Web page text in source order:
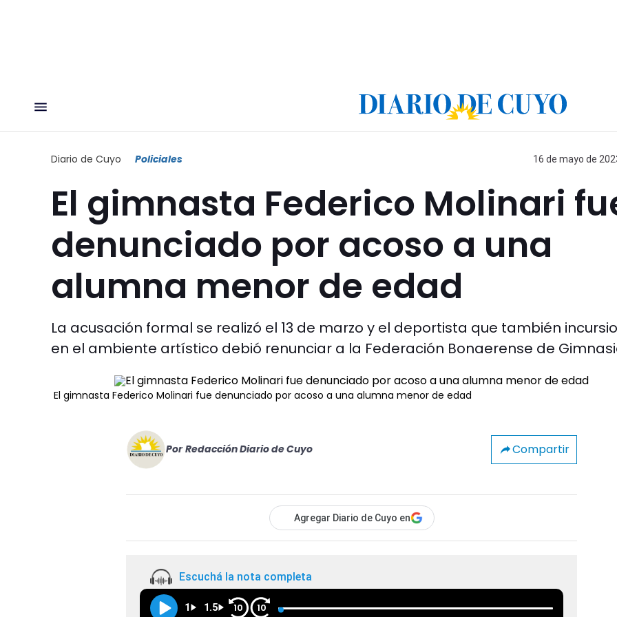
Diario de Cuyo Policiales 16 de mayo de
El gimnasta Federico Molinari
denunciado por acoso a una
alumna menor de edad
La acusación formal se realizó el 13 de marzo y el deportista que también
en el ambiente artístico debió renunciar a la Federación Bonaerense de
El gimnasta Federico Molinari fue denunciado por acoso a una alumna menor de edad
Por Redacción Diario de Cuyo Compartir
Agregar Diario de Cuyo en
Escuchá la nota completa
1 1.5 10 10